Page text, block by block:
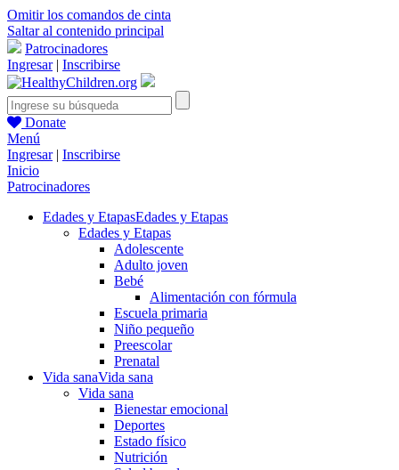
Omitir los comandos de cinta
Saltar al contenido principal
Patrocinadores
Ingresar| Inscribirse
Donate
Menú
Ingresar| Inscribirse
Inicio
Patrocinadores
Edades y EtapasEdades y Etapas
Edades y Etapas
Adolescente
Adulto joven
Bebé
Alimentación con fórmula
Escuela primaria
Niño pequeño
Preescolar
Prenatal
Vida sanaVida sana
Vida sana
Bienestar emocional
Deportes
Estado físico
Nutrición